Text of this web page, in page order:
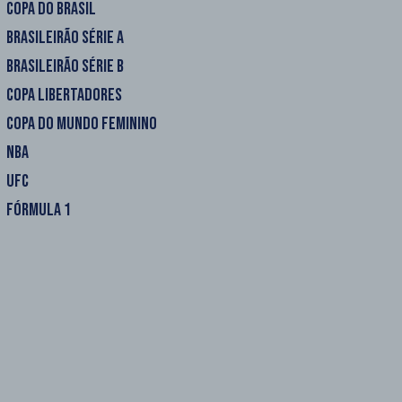
COPA DO BRASIL
BRASILEIRÃO SÉRIE A
BRASILEIRÃO SÉRIE B
COPA LIBERTADORES
COPA DO MUNDO FEMININO
NBA
UFC
FÓRMULA 1